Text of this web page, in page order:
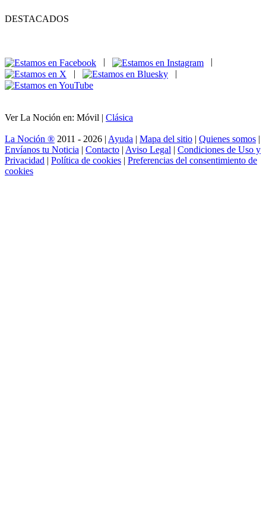
DESTACADOS
|
|
Ver La Noción en: Móvil | Clásica
La Noción ® 2011 - 2026 | Ayuda | Mapa del sitio | Quienes somos |
Envíanos tu Noticia | Contacto | Aviso Legal | Condiciones de Uso y
Privacidad | Política de cookies | Preferencias del consentimiento de
cookies